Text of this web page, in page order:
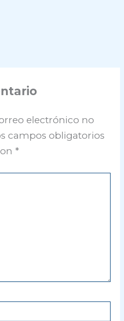
electrónico no
campos obligatorios
*